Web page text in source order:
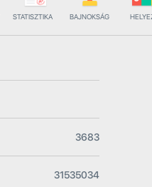
STATISZTIKA BAJNOKSÁG
3683
31535034